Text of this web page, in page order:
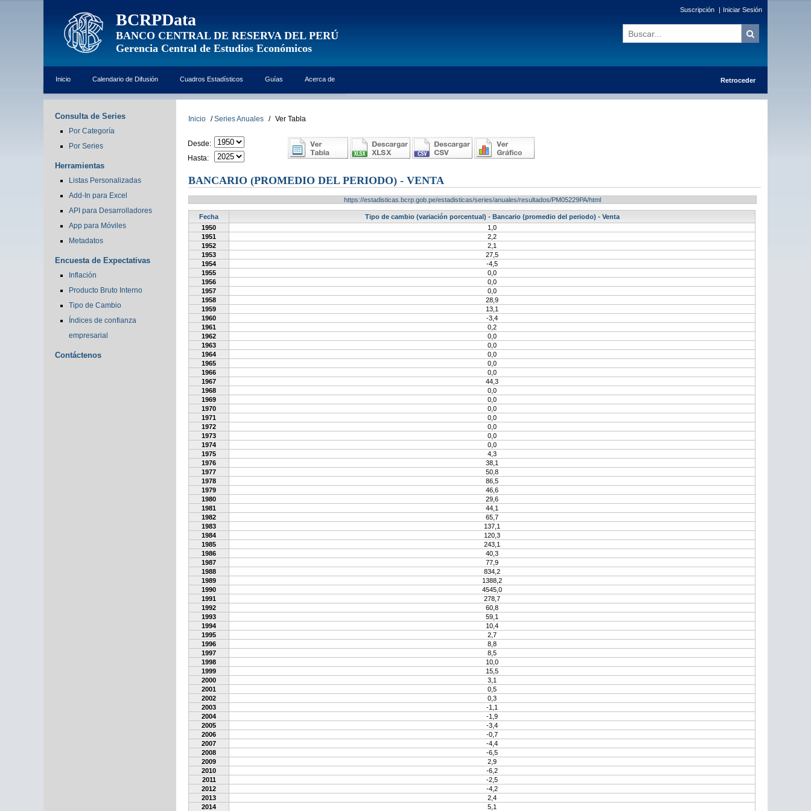
BCRPData
BANCO CENTRAL DE RESERVA DEL PERÚ
Gerencia Central de Estudios Económicos
Suscripción | Iniciar Sesión
Inicio Calendario de Difusión Cuadros Estadísticos Guías Acerca de Retroceder
Consulta de Series
Por Categoría
Por Series
Herramientas
Listas Personalizadas
Add-In para Excel
API para Desarrolladores
App para Móviles
Metadatos
Encuesta de Expectativas
Inflación
Producto Bruto Interno
Tipo de Cambio
Índices de confianza
empresarial
Contáctenos
Inicio / Series Anuales / Ver Tabla
Desde:
Hasta:
BANCARIO (PROMEDIO DEL PERIODO) - VENTA
https://estadisticas.bcrp.gob.pe/estadisticas/series/anuales/resultados/PM05229PA/html
Fecha
Tipo de cambio (variación porcentual) - Bancario (promedio del periodo) - Venta
1950
1,0
1951
2,2
1952
2,1
1953
27,5
1954
-4,5
1955
0,0
1956
0,0
1957
0,0
1958
28,9
1959
13,1
1960
-3,4
1961
0,2
1962
0,0
1963
0,0
1964
0,0
1965
0,0
1966
0,0
1967
44,3
1968
0,0
1969
0,0
1970
0,0
1971
0,0
1972
0,0
1973
0,0
1974
0,0
1975
4,3
1976
38,1
1977
50,8
1978
86,5
1979
46,6
1980
29,6
1981
44,1
1982
65,7
1983
137,1
1984
120,3
1985
243,1
1986
40,3
1987
77,9
1988
834,2
1989
1388,2
1990
4545,0
1991
278,7
1992
60,8
1993
59,1
1994
10,4
1995
2,7
1996
8,8
1997
8,5
1998
10,0
1999
15,5
2000
3,1
2001
0,5
2002
0,3
2003
-1,1
2004
-1,9
2005
-3,4
2006
-0,7
2007
-4,4
2008
-6,5
2009
2,9
2010
-6,2
2011
-2,5
2012
-4,2
2013
2,4
2014
5,1